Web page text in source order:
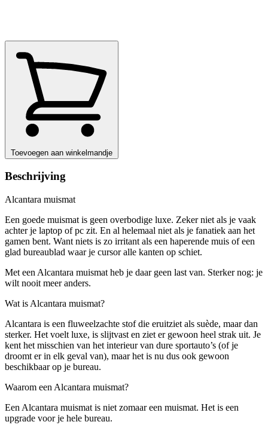
Toevoegen aan winkelmandje
Beschrijving
Alcantara muismat
Een goede muismat is geen overbodige luxe. Zeker niet als je vaak
achter je laptop of pc zit. En al helemaal niet als je fanatiek aan het
gamen bent. Want niets is zo irritant als een haperende muis of een
glad bureaublad waar je cursor alle kanten op schiet.
Met een Alcantara muismat heb je daar geen last van. Sterker nog: je
wilt nooit meer anders.
Wat is Alcantara muismat?
Alcantara is een fluweelzachte stof die eruitziet als suède, maar dan
sterker. Het voelt luxe, is slijtvast en ziet er gewoon heel strak uit. Je
kent het misschien van het interieur van dure sportauto’s (of je
droomt er in elk geval van), maar het is nu dus ook gewoon
beschikbaar op je bureau.
Waarom een Alcantara muismat?
Een Alcantara muismat is niet zomaar een muismat. Het is een
upgrade voor je hele bureau.